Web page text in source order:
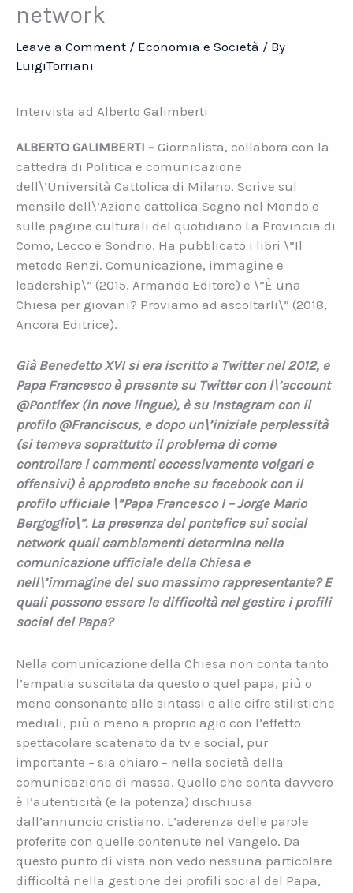
network
Leave a Comment / Economia e Società / By
LuigiTorriani
Intervista ad Alberto Galimberti
ALBERTO GALIMBERTI – Giornalista, collabora con la
cattedra di Politica e comunicazione
dell\’Università Cattolica di Milano. Scrive sul
mensile dell\’Azione cattolica Segno nel Mondo e
sulle pagine culturali del quotidiano La Provincia di
Como, Lecco e Sondrio. Ha pubblicato i libri \”Il
metodo Renzi. Comunicazione, immagine e
leadership\” (2015, Armando Editore) e \”È una
Chiesa per giovani? Proviamo ad ascoltarli\” (2018,
Ancora Editrice).
Già Benedetto XVI si era iscritto a Twitter nel 2012, e
Papa Francesco è presente su Twitter con l\’account
@Pontifex (in nove lingue), è su Instagram con il
profilo @Franciscus, e dopo un\’iniziale perplessità
(si temeva soprattutto il problema di come
controllare i commenti eccessivamente volgari e
offensivi) è approdato anche su facebook con il
profilo ufficiale \”Papa Francesco I – Jorge Mario
Bergoglio\”. La presenza del pontefice sui social
network quali cambiamenti determina nella
comunicazione ufficiale della Chiesa e
nell\’immagine del suo massimo rappresentante? E
quali possono essere le difficoltà nel gestire i profili
social del Papa?
Nella comunicazione della Chiesa non conta tanto
l’empatia suscitata da questo o quel papa, più o
meno consonante alle sintassi e alle cifre stilistiche
mediali, più o meno a proprio agio con l’effetto
spettacolare scatenato da tv e social, pur
importante – sia chiaro – nella società della
comunicazione di massa. Quello che conta davvero
è l’autenticità (e la potenza) dischiusa
dall’annuncio cristiano. L’aderenza delle parole
proferite con quelle contenute nel Vangelo. Da
questo punto di vista non vedo nessuna particolare
difficoltà nella gestione dei profili social del Papa,